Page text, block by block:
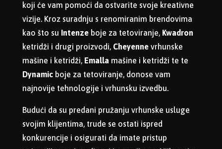
koji će vam pomoći da ostvarite svoje kreativne
vizije. Kroz suradnju s renomiranim brendovima
kao što su Intenzeboje za tetoviranje, Kwadron
ketridži i drugi proizvodi, Cheyennevrhunske
mašine i ketridži, Emalla mašine i ketridži te te
Dynamicboje za tetoviranje, donose vam
najnovije tehnologije i vrhunsku izvedbu.
Budući da su predani pružanju vrhunske usluge
svojim klijentima, trude se ostati ispred
konkurencije i osigurati da imate pristup